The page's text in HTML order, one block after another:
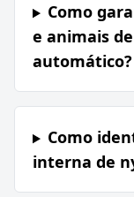
Como
e animais
automático?
Como
interna de